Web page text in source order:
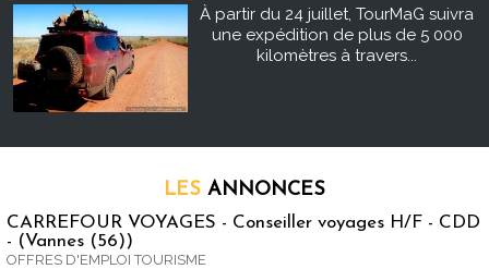
À partir du 24 juillet, TourMaG suivra
une expédition de plus de 5 000
kilomètres à travers...
LES ANNONCES
CARREFOUR VOYAGES - Conseiller voyages H/F - CDD
- (Vannes (56))
OFFRES D'EMPLOI TOURISME